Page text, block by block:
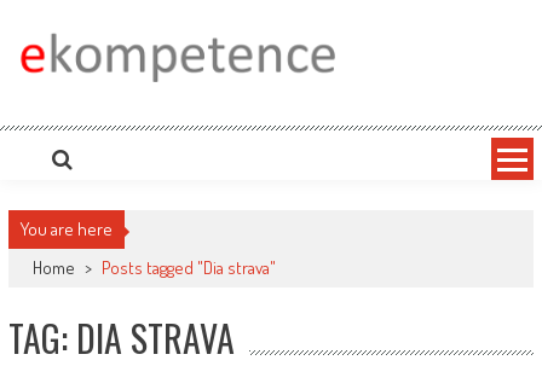
content
Ekompetence
portálech. Press Media. Kde vydat Tiskovou zprávu? Na portále eKompetence
You are here
Home > Posts tagged "Dia strava"
TAG: DIA STRAVA